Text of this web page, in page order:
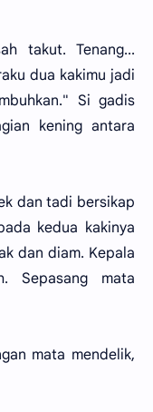
takut. Tenang...
dua kakimu jadi
Si gadis
kening antara
dan tadi bersikap
kedua kakinya
dan diam. Kepala
Sepasang mata
mata mendelik,